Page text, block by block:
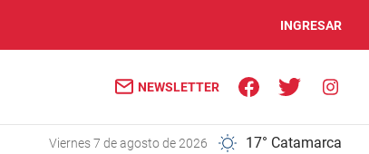
INGRESAR
NEWSLETTER
viernes 7 de agosto de 2026 17° Catamarca